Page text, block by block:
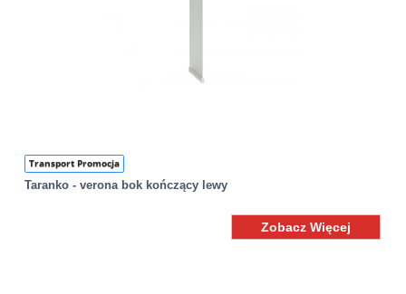
Transport Promocja
Taranko - verona bok kończący lewy
Zobacz Więcej